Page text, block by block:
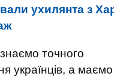
ухилянта з
точного
українців, а